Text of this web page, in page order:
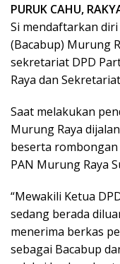
PURUK CAHU,
Si mendaftarkan
(Bacabup) Murung
sekretariat DPD
Raya dan
Saat melakukan
Murung Raya
beserta
PAN Murung Raya
“Mewakili Ketua
sedang berada
menerima berkas
sebagai Bacabup